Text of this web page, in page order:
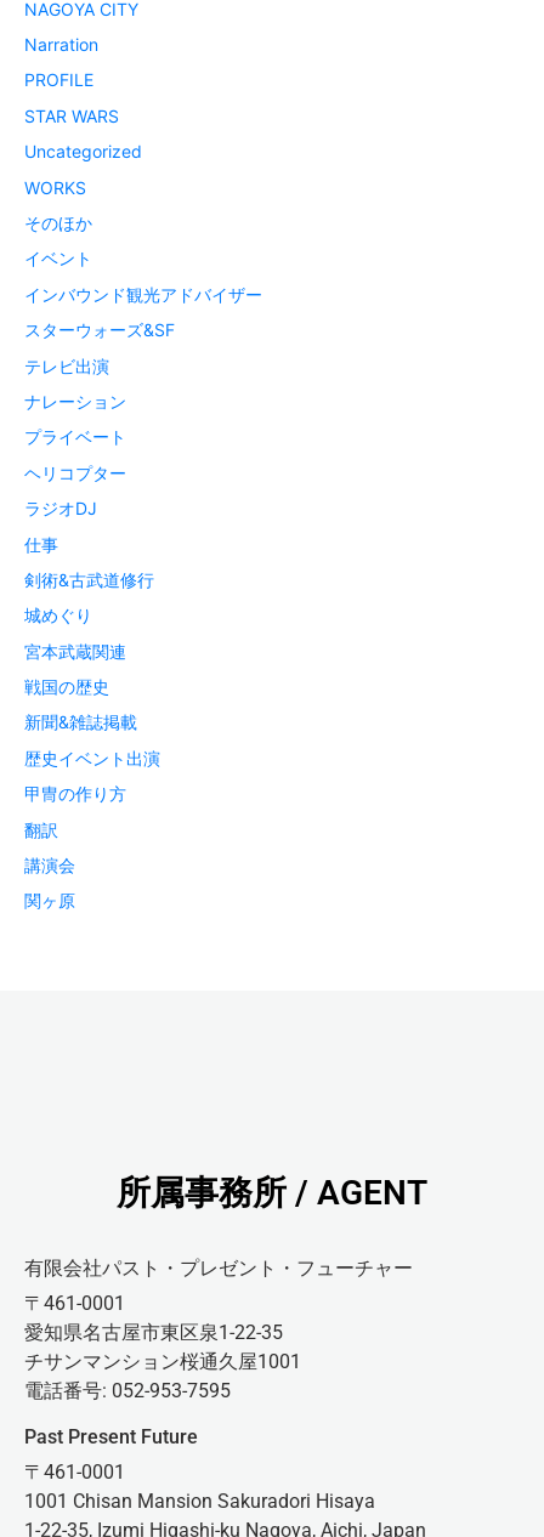
NAGOYA CITY
Narration
PROFILE
STAR WARS
Uncategorized
WORKS
そのほか
イベント
インバウンド観光アドバイザー
スターウォーズ&SF
テレビ出演
ナレーション
プライベート
ヘリコプター
ラジオDJ
仕事
剣術&古武道修行
城めぐり
宮本武蔵関連
戦国の歴史
新聞&雑誌掲載
歴史イベント出演
甲冑の作り方
翻訳
講演会
関ヶ原
所属事務所 / AGENT
有限会社パスト・プレゼント・フューチャー
〒461-0001
愛知県名古屋市東区泉1-22-35
チサンマンション桜通久屋1001
電話番号: 052-953-7595
Past Present Future
〒461-0001
1001 Chisan Mansion Sakuradori Hisaya
1-22-35, Izumi Higashi-ku Nagoya, Aichi, Japan